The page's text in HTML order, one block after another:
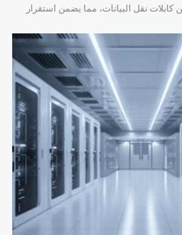
كابلات نقل البيانات، مما يضمن استقرار